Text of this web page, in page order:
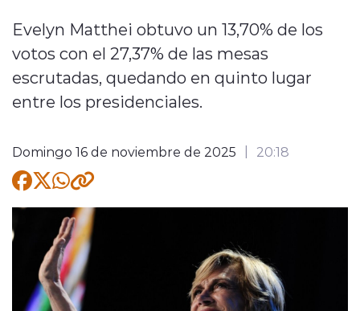
Internacional
Deportes
Entrevistas
Quienes Somos
Evelyn Matthei obtuvo un 13,70% de los
votos con el 27,37% de las mesas
escrutadas, quedando en quinto lugar
entre los presidenciales.
Domingo 16 de noviembre de 2025 20:18